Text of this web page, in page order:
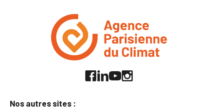
Nos autres sites :